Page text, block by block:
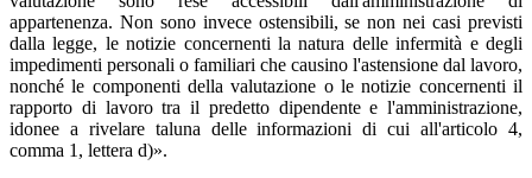
appartenenza. Non sono invece ostensibili, se non nei casi previsti
dalla legge, le notizie concernenti la natura delle infermità e degli
impedimenti personali o familiari che causino l'astensione dal lavoro,
nonché le componenti della valutazione o le notizie concernenti il
rapporto di lavoro tra il predetto dipendente e l'amministrazione,
idonee a rivelare taluna delle informazioni di cui all'articolo 4,
comma 1, lettera d)».